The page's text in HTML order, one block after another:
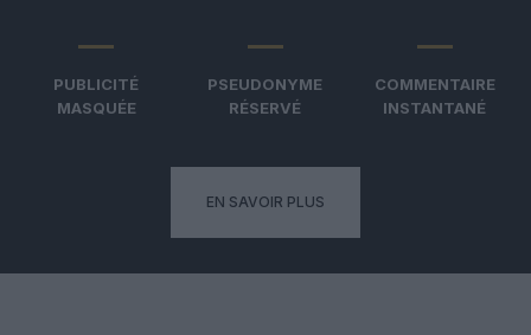
PUBLICITÉ
MASQUÉE
PSEUDONYME
RÉSERVÉ
COMMENTAIRE
INSTANTANÉ
EN SAVOIR PLUS